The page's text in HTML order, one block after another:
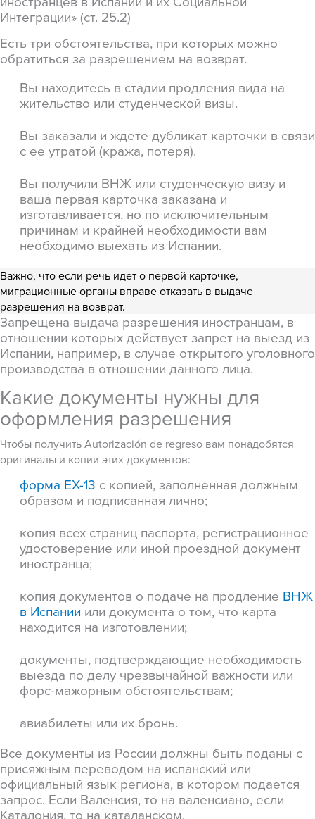
Интеграции» (ст. 25.2)
Есть три обстоятельства, при которых можно
обратиться за разрешением на возврат.
Вы находитесь в стадии продления вида на
жительство или студенческой визы.
Вы заказали и ждете дубликат карточки в связи
с ее утратой (кража, потеря).
Вы получили ВНЖ или студенческую визу и
ваша первая карточка заказана и
изготавливается, но по исключительным
причинам и крайней необходимости вам
необходимо выехать из Испании.
Важно, что если речь идет о первой карточке,
миграционные органы вправе отказать в выдаче
разрешения на возврат.
Запрещена выдача разрешения иностранцам, в
отношении которых действует запрет на выезд из
Испании, например, в случае открытого уголовного
производства в отношении данного лица.
Какие документы нужны для
оформления разрешения
Чтобы получить Autorización de regreso вам понадобятся
оригиналы и копии этих документов:
форма EX-13 с копией, заполненная должным
образом и подписанная лично;
копия всех страниц паспорта, регистрационное
удостоверение или иной проездной документ
иностранца;
копия документов о подаче на продление ВНЖ
в Испании или документа о том, что карта
находится на изготовлении;
документы, подтверждающие необходимость
выезда по делу чрезвычайной важности или
форс-мажорным обстоятельствам;
авиабилеты или их бронь.
Все документы из России должны быть поданы с
присяжным переводом на испанский или
официальный язык региона, в котором подается
запрос. Если Валенсия, то на валенсиано, если
Каталония, то на каталанском.